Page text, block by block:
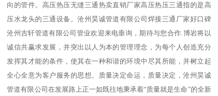
向的管件。高压热压无缝三通热卖直销厂家高压热压三通指的是高
压水龙头的三通设备。沧州昊诚管道有限公司焊接三通厂家好口碑
沧州吉轩管道有限公司管业欢迎来电垂询，期待与您合作.博岩将以
诚信共赢求发展，并突出以人为本的管理理念，为每个人创造充分
发挥其才能的条件，使其在一种和谐的环境中尽其所能，并树立起
全心全意为客户服务的思想。质量决定命运，质量决定，沧州昊诚
管道有限公司在发展路上正一如既往地秉承着“质量就是生命”的全新